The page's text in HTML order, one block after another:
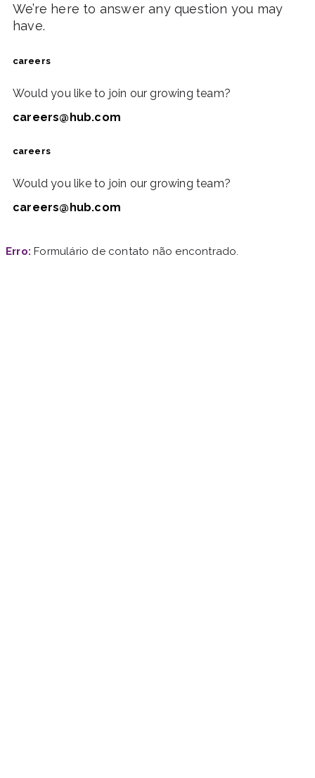
We’re here to answer any question you may
have.
careers
Would you like to join our growing team?
careers@hub.com
careers
Would you like to join our growing team?
careers@hub.com
Erro: Formulário de contato não encontrado.